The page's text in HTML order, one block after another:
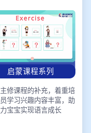
启蒙课程系列
修课程的补充，着重培
学习兴趣内容丰富，助
力宝宝实现语言成长